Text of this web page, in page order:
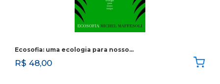
Ecosofia: uma ecologia para nosso…
R$ 48,00